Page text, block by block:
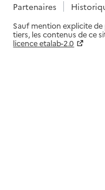
Partenaires
Sauf mention explicite
tiers, les contenus de ce
licence etalab-2.0